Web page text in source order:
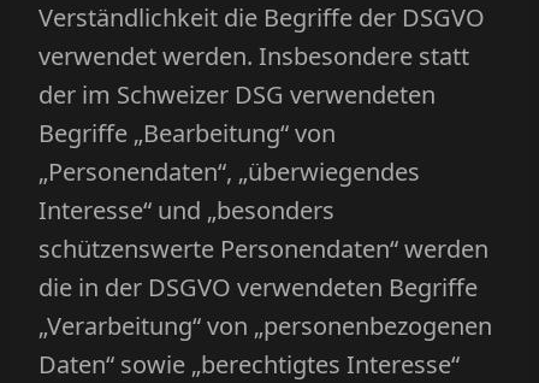
Verständlichkeit die Begriffe der DSGVO
verwendet werden. Insbesondere statt
der im Schweizer DSG verwendeten
Begriffe „Bearbeitung“ von
„Personendaten“, „überwiegendes
Interesse“ und „besonders
schützenswerte Personendaten“ werden
die in der DSGVO verwendeten Begriffe
„Verarbeitung“ von „personenbezogenen
Daten“ sowie „berechtigtes Interesse“